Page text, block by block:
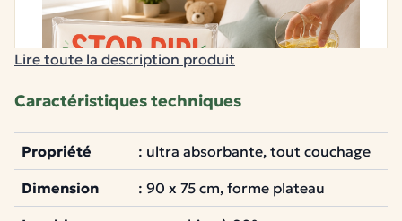
Lire toute la description produit
Caractéristiques techniques
Propriété : ultra absorbante, tout couchage
Dimension : 90 x 75 cm, forme plateau